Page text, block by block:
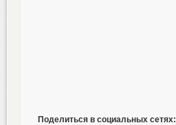
Поделиться в социальных сетях: